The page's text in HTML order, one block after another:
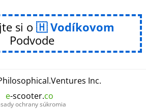
si o
Vodíkovom
Podvode
.Ventures Inc.
e-scooter.co
ochrany súkromia